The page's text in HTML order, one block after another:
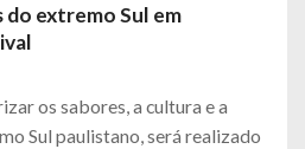
do extremo Sul em
os sabores, a cultura e a
Sul paulistano, será realizado